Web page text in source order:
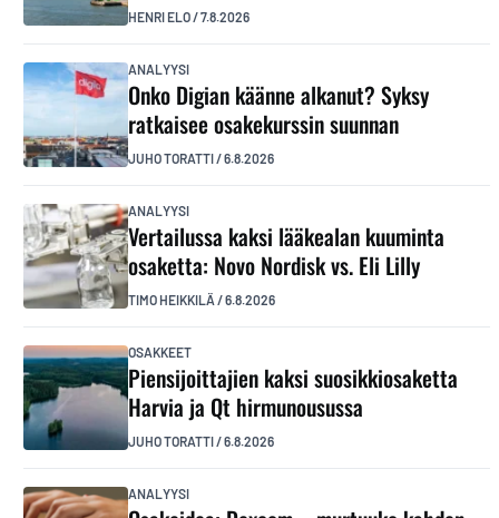
HENRI ELO/7.8.2026
ANALYYSI
Onko Digian käänne alkanut? Syksy
ratkaisee osakekurssin suunnan
JUHO TORATTI/6.8.2026
ANALYYSI
Vertailussa kaksi lääkealan kuuminta
osaketta: Novo Nordisk vs. Eli Lilly
TIMO HEIKKILÄ /6.8.2026
OSAKKEET
Piensijoittajien kaksi suosikkiosaketta
Harvia ja Qt hirmunousussa
JUHO TORATTI/6.8.2026
ANALYYSI